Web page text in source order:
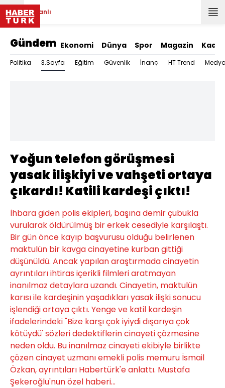
Canlı
Gündem Ekonomi Dünya Spor Magazin Kadın
Politika 3.Sayfa Eğitim Güvenlik İnanç HT Trend
Yoğun telefon görüşmesi
yasak ilişkiyi ve vahşeti ortaya
çıkardı! Katili kardeşi çıktı!
İhbara giden polis ekipleri, başına demir çubukla
vurularak öldürülmüş bir erkek cesediyle karşılaştı.
Bir gün önce kayıp başvurusu olduğu belirlenen
maktulün bir kavga cinayetine kurban gittiği
düşünüldü. Ancak yapılan araştırmada cinayetin
ayrıntıları ihtiras içerikli filmleri aratmayan
inanılmaz detaylara uzandı. Cinayetin, maktulün
karısı ile kardeşinin yaşadıkları yasak ilişki sonucu
işlendiği ortaya çıktı. Yenge ve katil kardeşin
ifadelerindeki "Bize karşı çok iyiydi dışarıya çok
kötüydü' sözleri dedektiflerin cinayeti çözmesine
neden oldu. Bu inanılmaz cinayeti ekibiyle birlikte
çözen cinayet uzmanı emekli polis memuru İsmail
Özkan, ayrıntıları Habertürk'e anlattı. Mustafa
Şekeroğlu'nun özel haberi...